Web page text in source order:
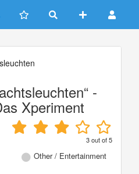
-
Xperiment
3out of5
Other / Entertainment